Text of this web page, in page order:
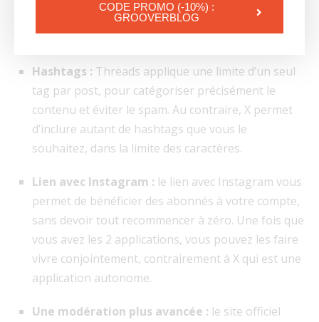
décomposer votre publication en plusieurs posts,
au sein du même fil de discussion.
Hashtags : Threads applique une limite d’un seul
tag par post, pour catégoriser précisément le
contenu et éviter le spam. Au contraire, X permet
d’inclure autant de hashtags que vous le
souhaitez, dans la limite des caractères.
Lien avec Instagram : le lien avec Instagram vous
permet de bénéficier des abonnés à votre compte,
sans devoir tout recommencer à zéro. Une fois que
vous avez les 2 applications, vous pouvez les faire
vivre conjointement, contrairement à X qui est une
application autonome.
Une modération plus avancée : le site officiel
CODE PROMO (-10%) :
GROOVERBLOG